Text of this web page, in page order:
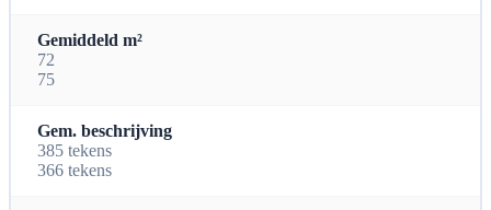
Gemiddeld m²
72
75
Gem. beschrijving
385 tekens
366 tekens